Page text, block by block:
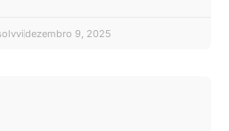
dezembro 9, 2025